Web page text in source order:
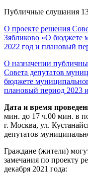
Публичные слушания 13
О проекте решения
Зябликово «О бюджете
2022 год и плановый
О назначении
Совета депутатов
бюджете
плановый период 2023
Дата и время
мин. до 17 ч.00 мин. в
г. Москва, ул.
депутатов
Граждане (жители)
замечания по проекту
декабря 2021 года: